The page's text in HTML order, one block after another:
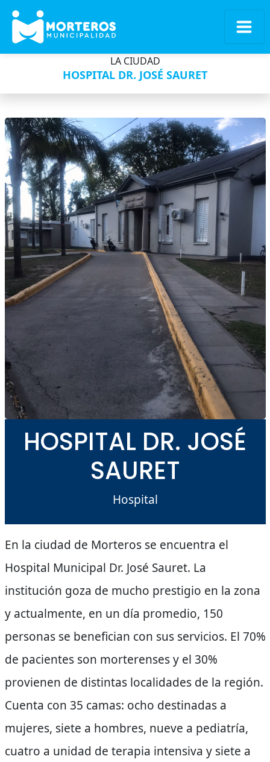
LA CIUDAD
HOSPITAL DR. JOSÉ SAURET
HOSPITAL DR. JOSÉ
SAURET
Hospital
En la ciudad de Morteros se encuentra el
Hospital Municipal Dr. José Sauret. La
institución goza de mucho prestigio en la zona
y actualmente, en un día promedio, 150
personas se benefician con sus servicios. El 70%
de pacientes son morterenses y el 30%
provienen de distintas localidades de la región.
Cuenta con 35 camas: ocho destinadas a
mujeres, siete a hombres, nueve a pediatría,
cuatro a unidad de terapia intensiva y siete a